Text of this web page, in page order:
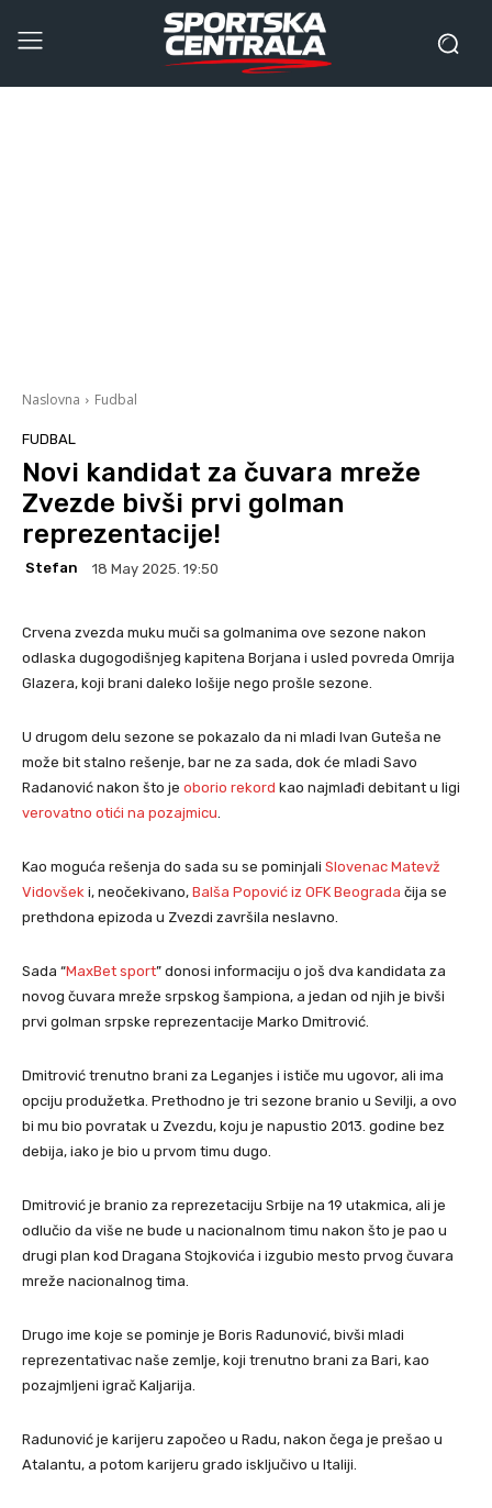
Naslovna Fudbal
FUDBAL
Novi kandidat za čuvara mreže
Zvezde bivši prvi golman
reprezentacije!
Stefan 18 May 2025. 19:50
Crvena zvezda muku muči sa golmanima ove sezone nakon
odlaska dugogodišnjeg kapitena Borjana i usled povreda Omrija
Glazera, koji brani daleko lošije nego prošle sezone.
U drugom delu sezone se pokazalo da ni mladi Ivan Guteša ne
može bit stalno rešenje, bar ne za sada, dok će mladi Savo
Radanović nakon što je oborio rekord kao najmlađi debitant u ligi
verovatno otići na pozajmicu
Kao moguća rešenja do sada su se pominjali Slovenac Matevž
Vidovšek i, neočekivano, Balša Popović iz OFK Beograda čija se
prethdona epizoda u Zvezdi završila neslavno.
Sada “MaxBet sport” donosi informaciju o još dva kandidata za
novog čuvara mreže srpskog šampiona, a jedan od njih je bivši
prvi golman srpske reprezentacije Marko Dmitrović.
Dmitrović trenutno brani za Leganjes i ističe mu ugovor, ali ima
opciju produžetka. Prethodno je tri sezone branio u Sevilji, a ovo
bi mu bio povratak u Zvezdu, koju je napustio 2013. godine bez
debija, iako je bio u prvom timu dugo.
Dmitrović je branio za reprezetaciju Srbije na 19 utakmica, ali je
odlučio da više ne bude u nacionalnom timu nakon što je pao u
drugi plan kod Dragana Stojkovića i izgubio mesto prvog čuvara
mreže nacionalnog tima.
Drugo ime koje se pominje je Boris Radunović, bivši mladi
reprezentativac naše zemlje, koji trenutno brani za Bari, kao
pozajmljeni igrač Kaljarija.
Radunović je karijeru započeo u Radu, nakon čega je prešao u
Atalantu, a potom karijeru grado isključivo u Italiji.